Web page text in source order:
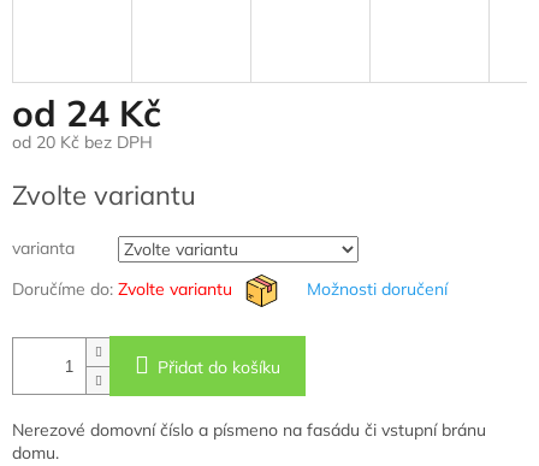
od 24 Kč
od 20 Kč bez DPH
cena:
Zvolte variantu
varianta
Doručíme do: Zvolte variantu Možnosti doručení
Přidat do košíku
Nerezové domovní číslo a písmeno na fasádu či vstupní bránu
domu.